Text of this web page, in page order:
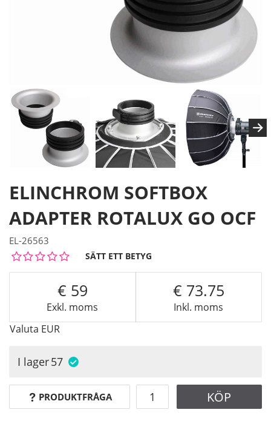
ELINCHROM SOFTBOX
ADAPTER ROTALUX GO OCF
EL-26563
SÄTT ETT BETYG
Exkl. moms
59
Inkl. moms
73.75
Valuta EUR
I lager57
PRODUKTFRÅGA KÖP